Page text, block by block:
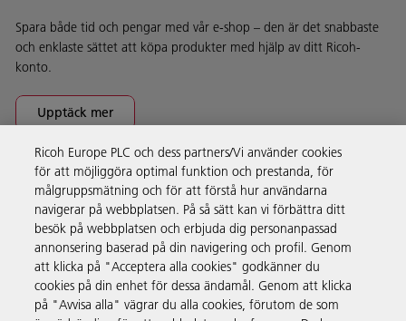
Spara både tid och pengar med vår e-shop – den är det snabbaste
och enklaste sättet att köpa produkter med hjälp av ditt Ricoh-
konto.
Upptäck mer
Företagslösningar
Produkter och tjänster
Support och kontakt
Ricoh Europe PLC och dess partners/Vi använder cookies
för att möjliggöra optimal funktion och prestanda, för
målgruppsmätning och för att förstå hur användarna
navigerar på webbplatsen. På så sätt kan vi förbättra ditt
besök på webbplatsen och erbjuda dig personanpassad
annonsering baserad på din navigering och profil. Genom
att klicka på "Acceptera alla cookies" godkänner du
cookies på din enhet för dessa ändamål. Genom att klicka
på "Avvisa alla" vägrar du alla cookies, förutom de som